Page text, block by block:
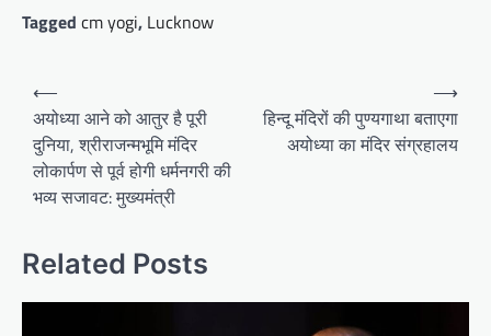
Tagged cm yogi, Lucknow
Post
navigation
⟵
अयोध्या आने को आतुर है पूरी
दुनिया, श्रीराजन्मभूमि मंदिर
लोकार्पण से पूर्व होगी धर्मनगरी की
भव्य सजावट: मुख्यमंत्री
हिन्दू मंदिरों की पुण्यगाथा बताएगा
अयोध्या का मंदिर संग्रहालय
⟶
Related Posts